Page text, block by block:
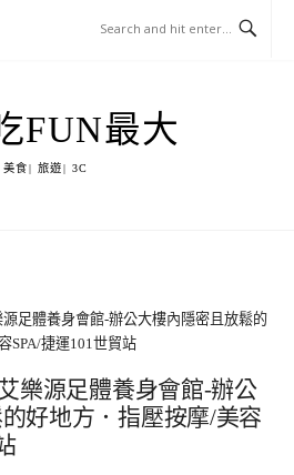
FUN最大
美食| 旅遊| 3C
源足體養身會館-辦公大樓內隱密且放鬆的
SPA/捷運101世貿站
樂源足體養身會館-辦公
好地方．指壓按摩/美容